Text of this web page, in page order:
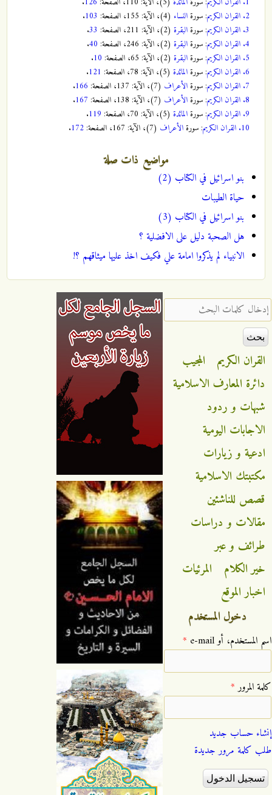
2. القران الكريم: سورةالنساء (4)، الآية: 155، الصفحة: 103
.
3. القران الكريم: سورةالبقرة (2)، الآية: 211، الصفحة: 33
.
4. القران الكريم: سورةالبقرة (2)، الآية: 246، الصفحة: 40
.
5. القران الكريم: سورةالبقرة (2)، الآية: 65، الصفحة: 10
.
6. القران الكريم: سورةالمائدة (5)، الآية: 78، الصفحة: 121
.
7. القران الكريم: سورةالأعراف (7)، الآية: 137، الصفحة: 166
.
8. القران الكريم: سورةالأعراف (7)، الآية: 138، الصفحة: 167
.
9. القران الكريم: سورةالمائدة (5)، الآية: 70، الصفحة: 119
.
10. القران الكريم: سورةالأعراف (7)، الآية: 167، الصفحة: 172
.
مواضيع ذات صلة
بنو اسرائيل في الكتاب (2)
حياة الطيبات
بنو اسرائيل في الكتاب (3)
هل الصحبة دليل على الافضلية ؟
الانبياء لم يذكروا امامة علي فكيف اخذ عليها ميثاقهم ؟!
‏إدخال كلمات البحث ‏
القران الكريم
المجيب
دائرة المعارف الاسلامية
شبهات و ردود
الاجابات اليومية
ادعية و زيارات
مكتبتك الاسلامية
قصص للناشئين
مقالات و دراسات
طرائف و عبر
خير الكلام
المرئيات
اخبار الموقع
دخول المستخدم
‏اسم المستخدم، أو e-mail ‏ *
‏كلمة المرور ‏*
إنشاء حساب جديد
طلب كلمة مرور جديدة